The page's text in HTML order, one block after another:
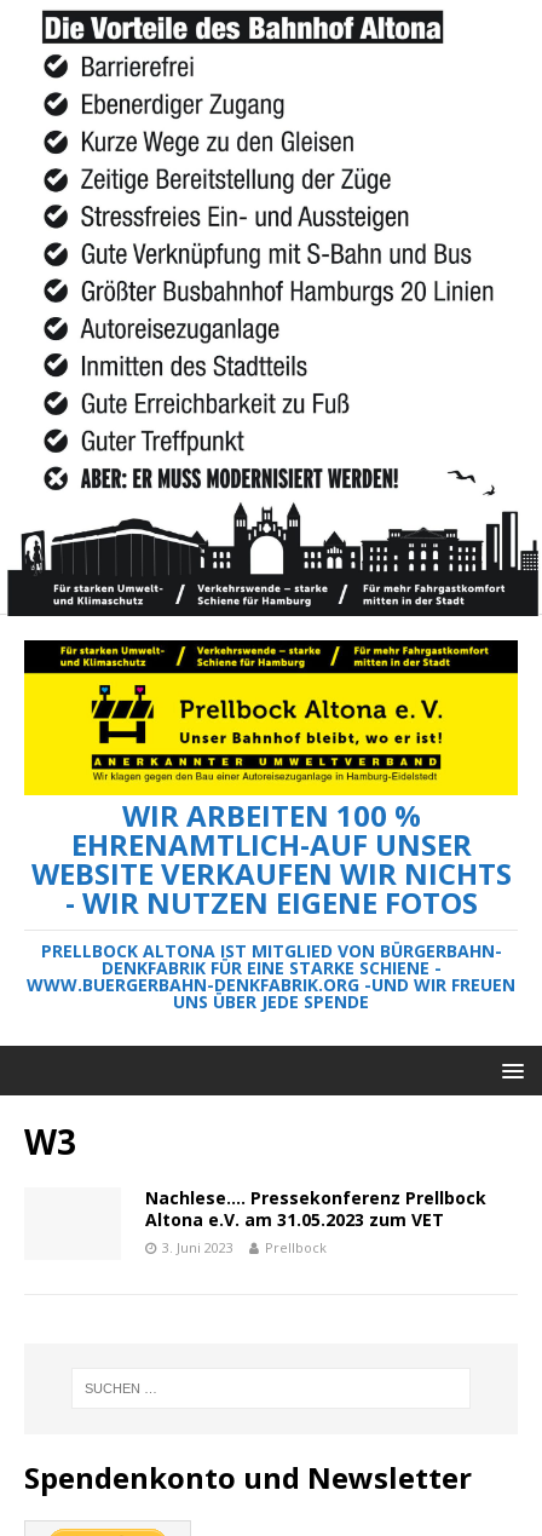
WIR ARBEITEN 100 %
EHRENAMTLICH-AUF UNSER
WEBSITE VERKAUFEN WIR NICHTS
- WIR NUTZEN EIGENE FOTOS
PRELLBOCK ALTONA IST MITGLIED VON BÜRGERBAHN-
DENKFABRIK FÜR EINE STARKE SCHIENE -
WWW.BUERGERBAHN-DENKFABRIK.ORG -UND WIR FREUEN
UNS ÜBER JEDE SPENDE
W3
Nachlese…. Pressekonferenz Prellbock
Altona e.V. am 31.05.2023 zum VET
3. Juni 2023 Prellbock
Spendenkonto und Newsletter